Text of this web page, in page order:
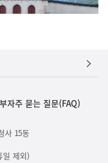
자주 묻는 질문(FAQ)
사 15동
제외)